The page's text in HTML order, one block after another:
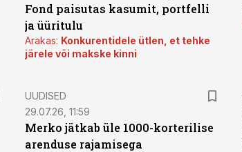
Fond paisutas kasumit, portfelli
ja üüritulu
Arakas: Konkurentidele ütlen, et tehke
järele või makske kinni
UUDISED
29.07.26, 11:59
Merko jätkab üle 1000-korterilise
arenduse rajamisega